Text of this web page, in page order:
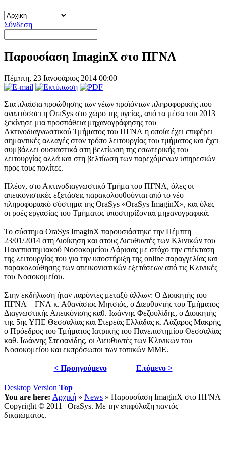
Σύνδεση
Παρουσίαση ImaginX στο ΠΓΝΛ
Πέμπτη, 23 Ιανουάριος 2014 00:00
Στα πλαίσια προώθησης των νέων προϊόντων πληροφορικής που
αναπτύσσει η OraSys στο χώρο της υγείας, από τα μέσα του 2013
ξεκίνησε μια προσπάθεια μηχανογράφησης του
Ακτινοδιαγνωστικού Τμήματος του ΠΓΝΛ η οποία έχει επιφέρει
σημαντικές αλλαγές στον τρόπο λειτουργίας του τμήματος και έχει
συμβάλλει ουσιαστικά στη βελτίωση της εσωτερικής του
λειτουργίας αλλά και στη βελτίωση των παρεχόμενων υπηρεσιών
προς τους πολίτες.
Πλέον, στο Ακτινοδιαγνωστικό Τμήμα του ΠΓΝΛ, όλες οι
απεικονιστικές εξετάσεις παρακολουθούνται από το νέο
πληροφοριακό σύστημα της OraSys «OraSys ImaginX», και όλες
οι ροές εργασίας του Τμήματος υποστηρίζονται μηχανογραφικά.
Το σύστημα OraSys ImaginX παρουσιάστηκε την Πέμπτη
23/01/2014 στη Διοίκηση και στους Διευθυντές των Κλινικών του
Πανεπιστημιακού Νοσοκομείου Λάρισας με στόχο την επέκταση
της λειτουργίας του για την υποστήριξη της online παραγγελίας και
παρακολούθησης των απεικονιστικών εξετάσεων από τις Κλινικές
του Νοσοκομείου.
Στην εκδήλωση ήταν παρόντες μεταξύ άλλων: Ο Διοικητής του
ΠΓΝΛ – ΓΝΛ κ. Αθανάσιος Μητσιός, ο Διευθυντής του Τμήματος
Διαγνωστικής Απεικόνισης καθ. Ιωάννης Φεζουλίδης, ο Διοικητής
της 5ης ΥΠΕ Θεσσαλίας και Στερεάς Ελλάδας κ. Λάζαρος Μακρής,
ο Πρόεδρος του Τμήματος Ιατρικής του Πανεπιστημίου Θεσσαλίας
καθ. Ιωάννης Στεφανίδης, οι Διευθυντές των Κλινικών του
Νοσοκομείου και εκπρόσωποι των τοπικών ΜΜΕ.
< Προηγούμενο Επόμενο >
Desktop Version Top
You are here: Αρχική » News » Παρουσίαση ImaginX στο ΠΓΝΛ
Copyright © 2011 | OraSys. Με την επιφύλαξη παντός
δικαιώματος.